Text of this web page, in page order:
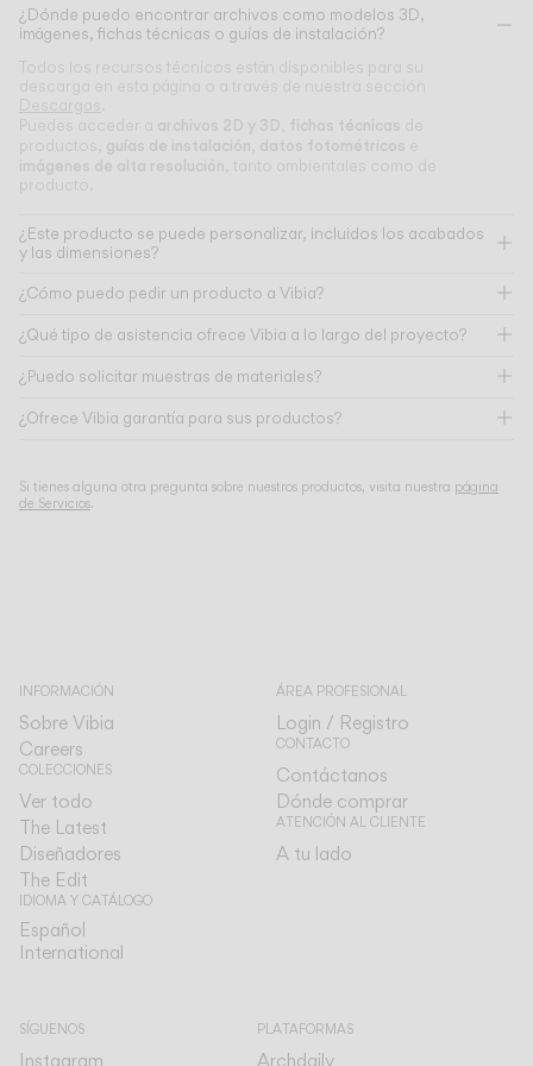
¿Dónde puedo encontrar archivos como modelos 3D,
imágenes, fichas técnicas o guías de instalación?
Todos los recursos técnicos están disponibles para su
descarga en esta página o a través de nuestra sección
Descargas
Puedes acceder a archivos 2D y 3D fichas técnicas de
productos, guías de instalación datos fotométricos e
imágenes de alta resolución , tanto ambientales como de
producto.
¿Este producto se puede personalizar, incluidos los acabados
y las dimensiones?
¿Cómo puedo pedir un producto a Vibia?
¿Qué tipo de asistencia ofrece Vibia a lo largo del proyecto?
¿Puedo solicitar muestras de materiales?
¿Ofrece Vibia garantía para sus productos?
Si tienes alguna otra pregunta sobre nuestros productos, visita nuestra página
de Servicios.
INFORMACIÓN
Sobre Vibia
Careers
COLECCIONES
Ver todo
The Latest
Diseñadores
The Edit
IDIOMA Y CATÁLOGO
Español
International
ÁREA PROFESIONAL
Login / Registro
CONTACTO
Contáctanos
Dónde comprar
ATENCIÓN AL CLIENTE
A tu lado
SÍGUENOS
Instagram
PLATAFORMAS
Archdaily